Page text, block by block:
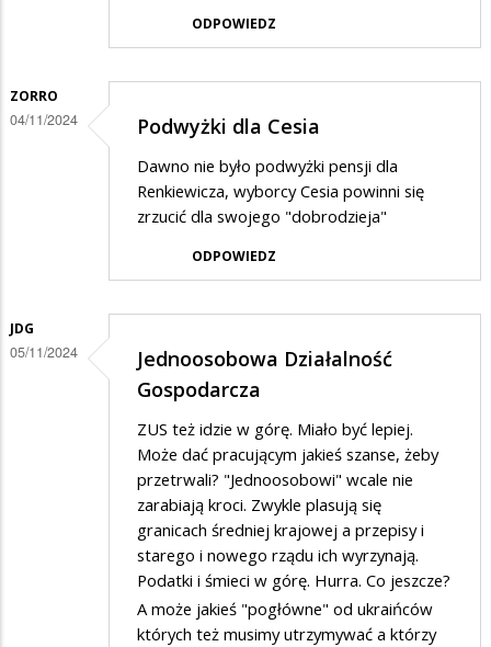
ODPOWIEDZ
ZORRO
04/11/2024 Podwyżki dla Cesia
Dawno nie było podwyżki pensji dla
Renkiewicza, wyborcy Cesia powinni się
zrzucić dla swojego "dobrodzieja"
ODPOWIEDZ
JDG
05/11/2024
Jednoosobowa Działalność
Gospodarcza
ZUS też idzie w górę. Miało być lepiej.
Może dać pracującym jakieś szanse, żeby
przetrwali? "Jednoosobowi" wcale nie
zarabiają kroci. Zwykle plasują się
granicach średniej krajowej a przepisy i
starego i nowego rządu ich wyrzynają.
Podatki i śmieci w górę. Hurra. Co jeszcze?
A może jakieś "pogłówne" od ukraińców
których też musimy utrzymywać a którzy